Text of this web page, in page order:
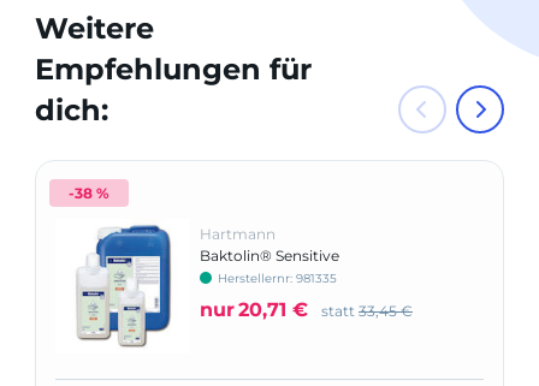
Weitere
Empfehlungen für
dich:
-38 %
Hartmann
Baktolin® Sensitive
Herstellernr: 981335
nur20,71 € statt 33,45 €